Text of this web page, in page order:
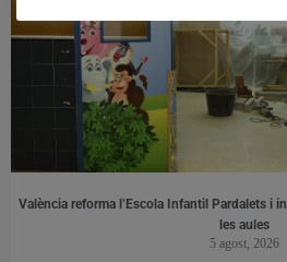
València reforma l’Escola Infantil Pardalets i
les aules
5 agost, 2026